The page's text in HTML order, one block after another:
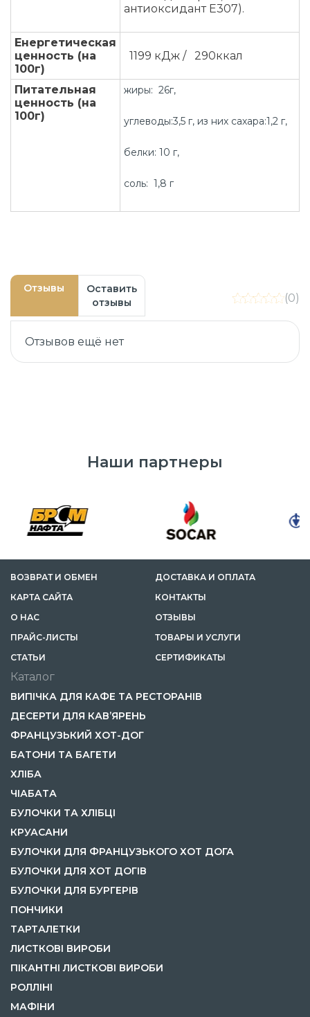
антиоксидант Е307).
Енергетическая
ценность (на
100г)
1199 кДж / 290ккал
Питательная
ценность (на
100г)
жиры: 26г,
углеводы:3,5 г, из них сахара:1,2 г,
белки: 10 г,
соль: 1,8 г
Отзывы
Оставить
отзывы
(0)
Отзывов ещё нет
Наши партнеры
ВОЗВРАТ И ОБМЕН
ДОСТАВКА И ОПЛАТА
КАРТА САЙТА
КОНТАКТЫ
О НАС
ОТЗЫВЫ
ПРАЙС-ЛИСТЫ
ТОВАРЫ И УСЛУГИ
CТАТЬИ
СЕРТИФИКАТЫ
Каталог
ВИПІЧКА ДЛЯ КАФЕ ТА РЕСТОРАНІВ
ДЕСЕРТИ ДЛЯ КАВ’ЯРЕНЬ
ФРАНЦУЗЬКИЙ ХОТ-ДОГ
БАТОНИ ТА БАГЕТИ
ХЛІБА
ЧІАБАТА
БУЛОЧКИ ТА ХЛІБЦІ
КРУАСАНИ
БУЛОЧКИ ДЛЯ ФРАНЦУЗЬКОГО ХОТ ДОГА
БУЛОЧКИ ДЛЯ ХОТ ДОГІВ
БУЛОЧКИ ДЛЯ БУРГЕРІВ
ПОНЧИКИ
ТАРТАЛЕТКИ
ЛИСТКОВІ ВИРОБИ
ПІКАНТНІ ЛИСТКОВІ ВИРОБИ
РОЛЛІНІ
МАФІНИ